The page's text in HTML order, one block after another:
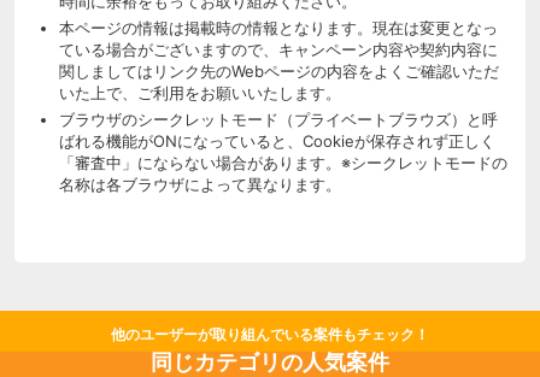
本ページの情報は掲載時の情報となります。現在は変更となっ
ている場合がございますので、キャンペーン内容や契約内容に
関しましてはリンク先のWebページの内容をよくご確認いただ
いた上で、ご利用をお願いいたします。
ブラウザのシークレットモード（プライベートブラウズ）と呼
ばれる機能がONになっていると、Cookieが保存されず正しく
「審査中」にならない場合があります。※シークレットモードの
名称は各ブラウザによって異なります。
他のユーザーが取り組んでいる案件もチェック！
同じカテゴリの人気案件